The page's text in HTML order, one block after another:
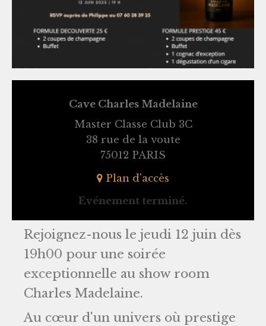
Cave Charles Madelaine
Master Classe Club 3C
38 rue de la voute
75012 PARIS
Plan d'accès
Evénement terminé.
Rejoignez-nous le jeudi 12 juin dès
19h00 pour une soirée
exceptionnelle au show room
Charles Madelaine.
Au cœur d'un univers où prestige